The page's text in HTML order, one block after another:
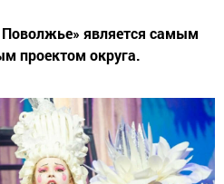
проектом округа.